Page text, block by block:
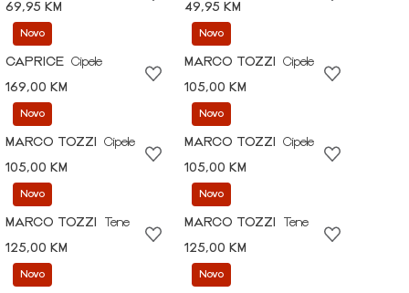
69,95 KM
49,95 KM
Novo
CAPRICE Cipele
169,00 KM
Novo
MARCO TOZZI
Cipele
105,00 KM
Novo
MARCO TOZZI
Cipele
105,00 KM
Novo
MARCO TOZZI
Cipele
105,00 KM
Novo
MARCO TOZZI
Tene
125,00 KM
Novo
MARCO TOZZI
Tene
125,00 KM
Novo Novo